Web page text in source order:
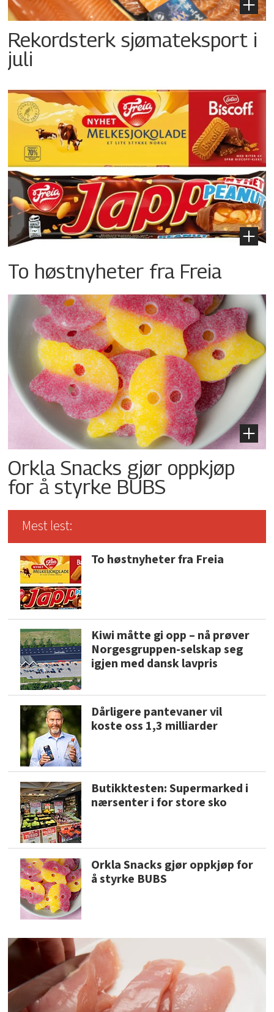
Rekordsterk sjømateksport i
juli
To høstnyheter fra Freia
Orkla Snacks gjør oppkjøp
for å styrke BUBS
Mest lest:
To høstnyheter fra Freia
Kiwi måtte gi opp – nå prøver
Norgesgruppen-selskap seg
igjen med dansk lavpris
Dårligere pantevaner vil
koste oss 1,3 milliarder
Butikktesten: Supermarked i
nærsenter i for store sko
Orkla Snacks gjør oppkjøp for
å styrke BUBS